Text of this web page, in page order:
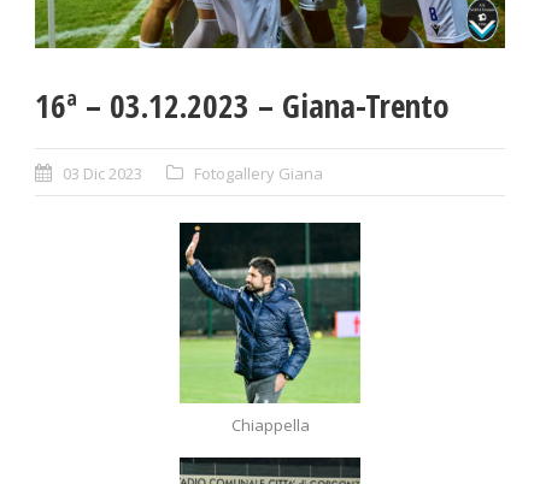
16ª – 03.12.2023 – Giana-Trento
03 Dic 2023 Fotogallery Giana
Chiappella